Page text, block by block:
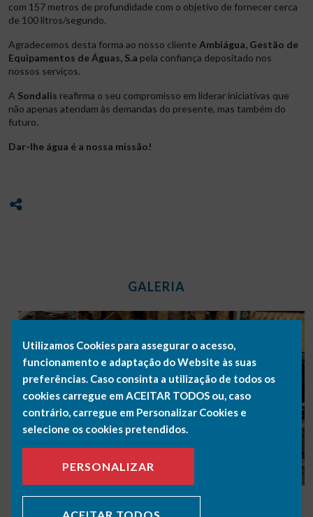
com 157 metros de profundidade com o objetivo de fornecer cerca
de 100 litros/segundo.
Agradecemos desta forma ao nosso cliente Ambiágua, Gestão de
Equipamentos de Águas, S.a pela confiança depositado nos
nossos serviços.
A Sondalis reafirma o seu compromisso em liderar iniciativas que
não apenas atendam às demandas do presente, mas também do
futuro.
Dar-lhe água é a nossa missão!
GALERIA
Utilizamos Cookies para assegurar o acesso,
funcionamento e adaptação do Website às suas
preferências. Caso consinta a utilização de todos os
cookies carregue em ACEITAR TODOS ou, caso
contrário, carregue em Personalizar Cookies e
selecione os cookies pretendidos.
PERSONALIZAR